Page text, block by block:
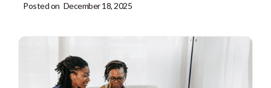
Posted on December 18, 2025